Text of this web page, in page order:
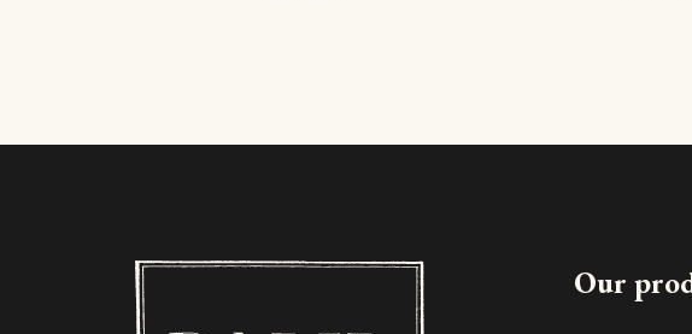
Boulangerie PAUL - Luxembourg Our